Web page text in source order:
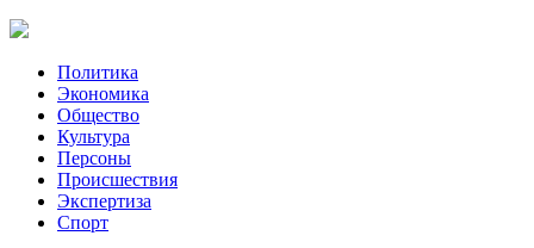
Политика
Экономика
Общество
Культура
Персоны
Происшествия
Экспертиза
Спорт